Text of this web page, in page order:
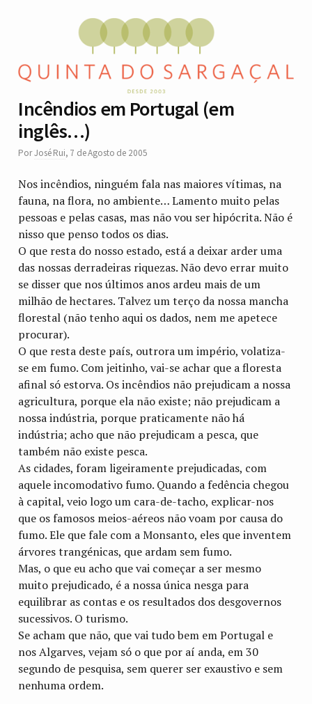
Incêndios em Portugal (em
inglês…)
PorJosé Rui, 7 de Agosto de 2005
Nos incêndios, ninguém fala nas maiores vítimas, na
fauna, na flora, no ambiente… Lamento muito pelas
pessoas e pelas casas, mas não vou ser hipócrita. Não é
nisso que penso todos os dias.
O que resta do nosso estado, está a deixar arder uma
das nossas derradeiras riquezas. Não devo errar muito
se disser que nos últimos anos ardeu mais de um
milhão de hectares. Talvez um terço da nossa mancha
florestal (não tenho aqui os dados, nem me apetece
procurar).
O que resta deste país, outrora um império, volatiza-
se em fumo. Com jeitinho, vai-se achar que a floresta
afinal só estorva. Os incêndios não prejudicam a nossa
agricultura, porque ela não existe; não prejudicam a
nossa indústria, porque praticamente não há
indústria; acho que não prejudicam a pesca, que
também não existe pesca.
As cidades, foram ligeiramente prejudicadas, com
aquele incomodativo fumo. Quando a fedência chegou
à capital, veio logo um cara-de-tacho, explicar-nos
que os famosos meios-aéreos não voam por causa do
fumo. Ele que fale com a Monsanto, eles que inventem
árvores trangénicas, que ardam sem fumo.
Mas, o que eu acho que vai começar a ser mesmo
muito prejudicado, é a nossa única nesga para
equilibrar as contas e os resultados dos desgovernos
sucessivos. O turismo.
Se acham que não, que vai tudo bem em Portugal e
nos Algarves, vejam só o que por aí anda, em 30
segundo de pesquisa, sem querer ser exaustivo e sem
nenhuma ordem.